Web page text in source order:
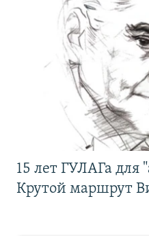
15 лет ГУЛАГа для
Крутой маршрут